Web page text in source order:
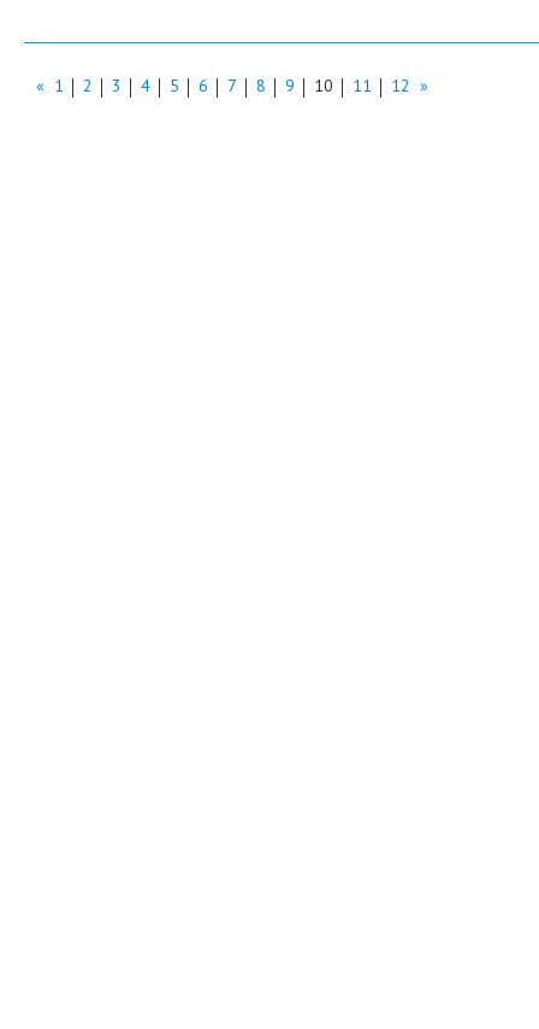
« 1 2 3 4 5 6 7 8 9 10 11 12 »